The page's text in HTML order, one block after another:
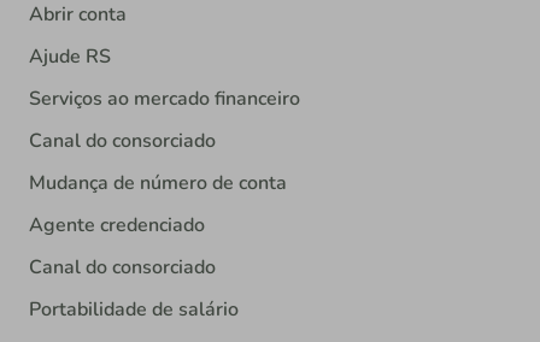
Abrir conta
Ajude RS
Serviços ao mercado financeiro
Canal do consorciado
Mudança de número de conta
Agente credenciado
Canal do consorciado
Portabilidade de salário